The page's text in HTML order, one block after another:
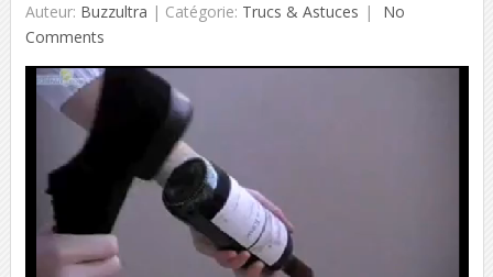
Auteur: Buzzultra | Catégorie: Trucs & Astuces
No
Comments